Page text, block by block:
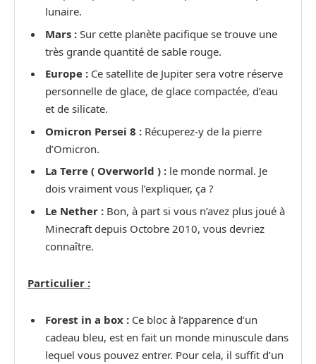
lunaire.
Mars : Sur cette planète pacifique se trouve une
très grande quantité de sable rouge.
Europe : Ce satellite de Jupiter sera votre réserve
personnelle de glace, de glace compactée, d’eau
et de silicate.
Omicron Persei 8 : Récuperez-y de la pierre
d’Omicron.
La Terre ( Overworld ) : le monde normal. Je
dois vraiment vous l’expliquer, ça ?
Le Nether : Bon, à part si vous n’avez plus joué à
Minecraft depuis Octobre 2010, vous devriez
connaître.
Particulier :
Forest in a box : Ce bloc à l’apparence d’un
cadeau bleu, est en fait un monde minuscule dans
lequel vous pouvez entrer. Pour cela, il suffit d’un